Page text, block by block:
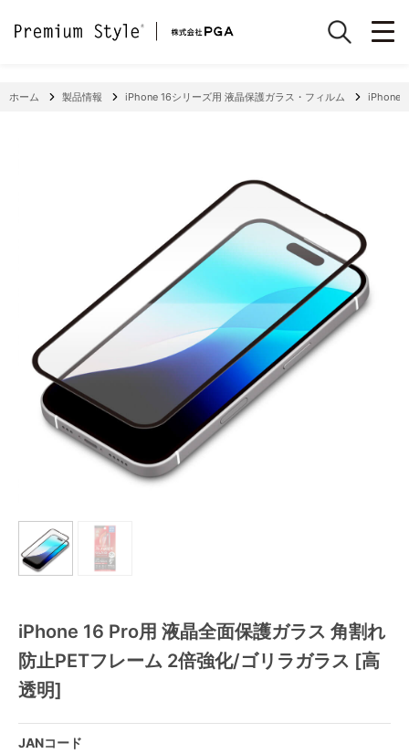
ホーム 製品情報 iPhone 16シリーズ用 液晶保護ガラス・フィルム iPhone
iPhone 16 Pro用 液晶全面保護ガラス 角割れ
防止PETフレーム 2倍強化/ゴリラガラス [高
透明]
JANコード